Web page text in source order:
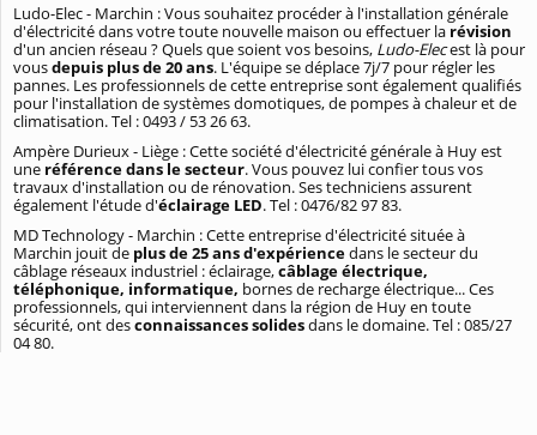
Ludo-Elec - Marchin : Vous souhaitez procéder à l'installation générale
d'électricité dans votre toute nouvelle maison ou effectuer la révision
d'un ancien réseau ? Quels que soient vos besoins, Ludo-Elecest là pour
vousdepuis plus de 20 ans. L'équipe se déplace 7j/7 pour régler les
pannes. Les professionnels de cette entreprise sont également qualifiés
pour l'installation de systèmes domotiques, de pompes à chaleur et de
climatisation. Tel : 0493 / 53 26 63.
Ampère Durieux - Liège : Cette société d'électricité générale à Huy est
une référence dans le secteur. Vous pouvez lui confier tous vos
travaux d'installation ou de rénovation. Ses techniciens assurent
également l'étude d'éclairage LED. Tel : 0476/82 97 83.
MD Technology - Marchin : Cette entreprise d'électricité située à
Marchin jouit de plus de 25 ans d'expériencedans le secteur du
câblage réseaux industriel : éclairage,câblage électrique,
téléphonique, informatique, bornes de recharge électrique... Ces
professionnels, qui interviennent dans la région de Huy en toute
sécurité, ont desconnaissances solidesdans le domaine. Tel : 085/27
04 80.